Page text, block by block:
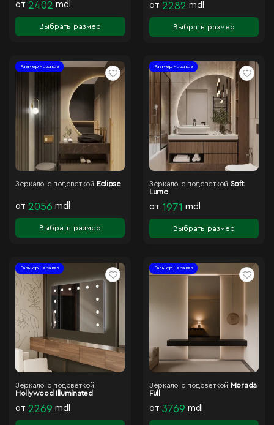
от 2402 mdl
Выбрать размер
от 2282 mdl
Выбрать размер
Размер на заказ
Зеркало с подсветкой Eclipse
от 2056 mdl
Выбрать размер
Размер на заказ
Зеркало с подсветкой Soft
Lume
от 1971 mdl
Выбрать размер
Размер на заказ
Зеркало с подсветкой
Hollywood Illuminated
от 2269 mdl
Размер на заказ
Зеркало с подсветкой Morada
Full
от 3769 mdl